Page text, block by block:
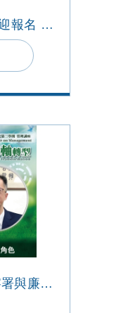
【講座資訊分享】歡迎報名 淨零/數位轉型 對中小企業永續經營的挑戰與未來發展
2025管理講座：檢察署與廉政署於綠色永續轉型之多元角色